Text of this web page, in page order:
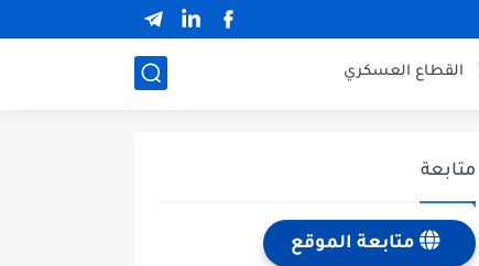
القطاع العسكري
متابعة
متابعة الموقع